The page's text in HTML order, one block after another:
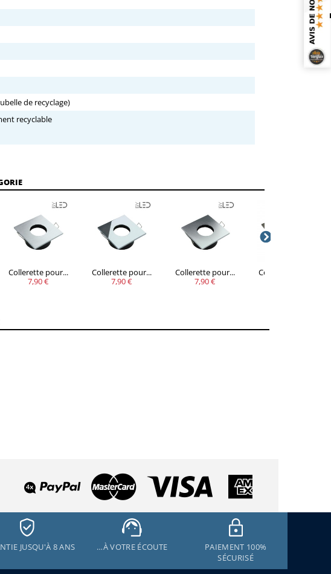
de recyclage)
recyclable
Collerette pour...
7,90 €
Collerette pour...
7,90 €
Collerette pour...
7,90 €
Collerette pour...
JUSQU'À 8 ANS …À VOTRE ÉCOUTE
PAIEMENT 100%
SÉCURISÉ